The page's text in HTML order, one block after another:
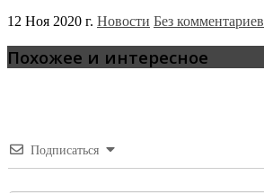
12 Ноя 2020 г. Новости Без комментариев
Похожее и интересное
Подписаться